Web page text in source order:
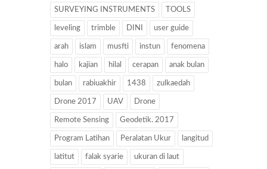
SURVEYING INSTRUMENTS TOOLS
leveling trimble DINI user guide
arah islam musfti instun fenomena
halo kajian hilal cerapan anak bulan
bulan rabiuakhir 1438 zulkaedah
Drone 2017 UAV Drone
Remote Sensing Geodetik. 2017
Program Latihan Peralatan Ukur langitud
latitut falak syarie ukuran di laut